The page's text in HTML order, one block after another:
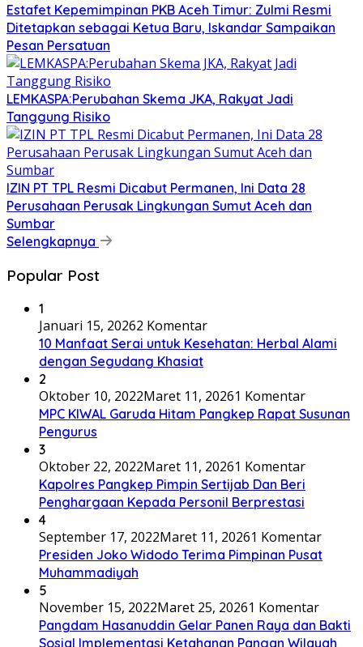
Estafet Kepemimpinan PKB Aceh Timur: Zulmi Resmi
Ditetapkan sebagai Ketua Baru, Iskandar Sampaikan
Pesan Persatuan
LEMKASPA:Perubahan Skema JKA, Rakyat Jadi
Tanggung Risiko
IZIN PT TPL Resmi Dicabut Permanen, Ini Data 28
Perusahaan Perusak Lingkungan Sumut Aceh dan
Sumbar
Selengkapnya
Popular Post
1
Januari 15, 20262 Komentar
10 Manfaat Serai untuk Kesehatan: Herbal Alami
dengan Segudang Khasiat
2
Oktober 10, 2022Maret 11, 20261 Komentar
MPC KIWAL Garuda Hitam Pangkep Rapat Susunan
Pengurus
3
Oktober 22, 2022Maret 11, 20261 Komentar
Kapolres Pangkep Pimpin Sertijab Dan Beri
Penghargaan Kepada Personil Berprestasi
4
September 17, 2022Maret 11, 20261 Komentar
Presiden Joko Widodo Terima Pimpinan Pusat
Muhammadiyah
5
November 15, 2022Maret 25, 20261 Komentar
Pangdam Hasanuddin Gelar Panen Raya dan Bakti
Sosial Implementasi Ketahanan Pangan Wilayah